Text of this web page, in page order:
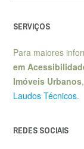
SERVIÇOS
Para maiores
em
Imóveis Urbanos
Laudos Técnicos.
REDES SOCIAIS